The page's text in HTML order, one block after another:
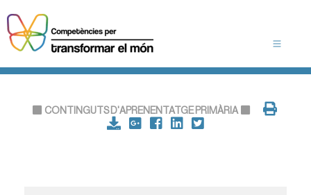
CONTINGUTS D'APRENENTATGE PRIMÀRIA